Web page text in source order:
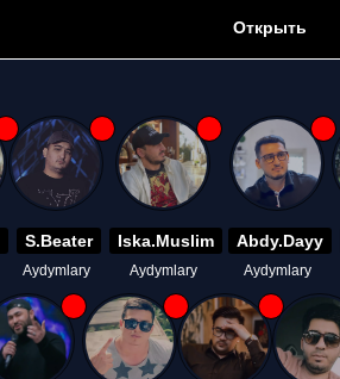
Открыть
S.Beater
Aydymlary
Iska.Muslim
Aydymlary
Abdy.Dayy
Aydymlary